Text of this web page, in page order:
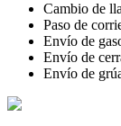
Cambio de
Paso de
Envío de
Envío de
Envío de